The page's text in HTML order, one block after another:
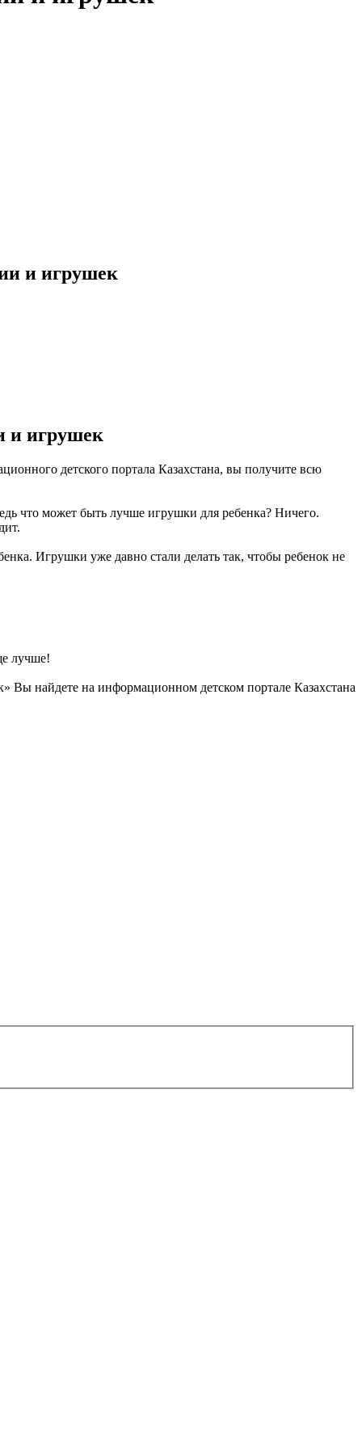
и игрушек
и игрушек
детского портала Казахстана, вы получите всю
что может быть лучше игрушки для ребенка? Ничего.
Игрушки уже давно стали делать так, чтобы ребенок не
лучше!
найдете на информационном детском портале Казахстана